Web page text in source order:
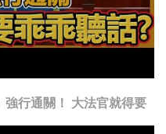
強行通關！ 大法官就得要